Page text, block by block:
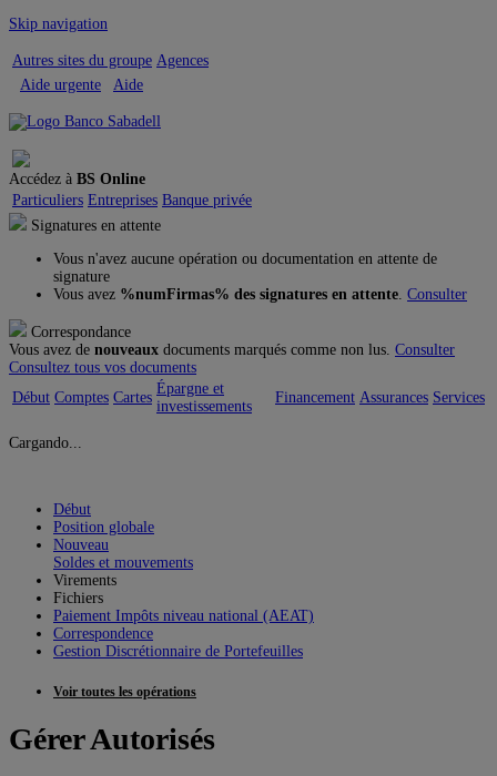
Skip navigation
Autres sites du groupe Agences
Aide urgente
Aide
Accédez à BS Online
Particuliers Entreprises Banque privée
Signatures en attente
Vous n'avez aucune opération ou documentation en attente de
signature
Vous avez %numFirmas% des signatures en attente. Consulter
Correspondance
Vous avez de nouveaux documents marqués comme non lus. Consulter
Consultez tous vos documents
Début Comptes Cartes
Épargne et
investissements
Financement Assurances Services
Cargando...
Début
Position globale
Nouveau
Soldes et mouvements
Virements
Fichiers
Paiement Impôts niveau national (AEAT)
Correspondence
Gestion Discrétionnaire de Portefeuilles
Voir toutes les opérations
Gérer Autorisés